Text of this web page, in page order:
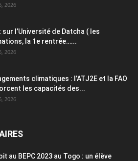
2026
sur l’Université de Datcha ( les
la 1e rentrée…...
2026
climatiques : l’ATJ2E et la FAO
les capacités des...
2026
au BEPC 2023 au Togo : un élève